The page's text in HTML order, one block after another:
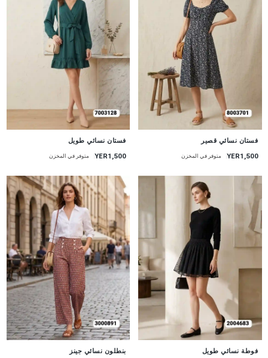
فستان نسائي قصير
YER1,500 متوفر في المخزن
فستان نسائي طويل
YER1,500 متوفر في المخزن
فوطة نسائي طويل بنطلون نسائي جينز